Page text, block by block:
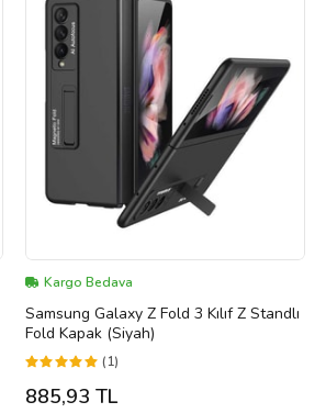
Kargo Bedava
Samsung Galaxy Z Fold 3 Kılıf Z Standlı
Fold Kapak (Siyah)
(1)
885,93 TL